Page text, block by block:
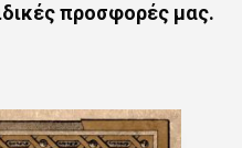
προσφορές μας.